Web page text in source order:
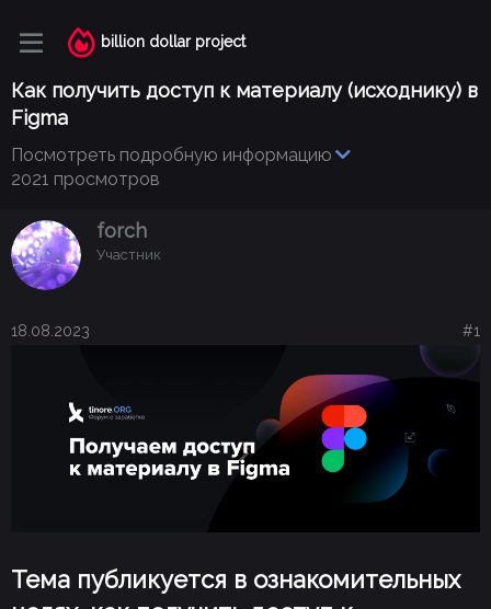
billion dollar project
Как получить доступ к материалу (исходнику) в
Figma
Посмотреть подробную информацию
2021 просмотров
forch
Участник
18.08.2023 #1
Тема публикуется в ознакомительных